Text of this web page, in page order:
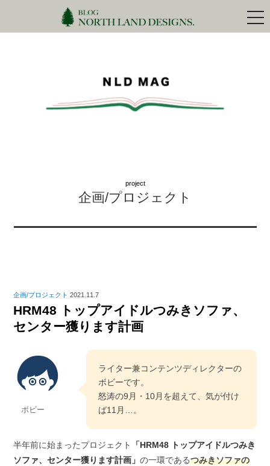
project
企画/プロジェクト
企画/プロジェクト 2021.11.7
HRM48 トップアイドルつみきソファ、
センター獲ります計画
ボビー
ライター兼コンテンツディレクターの
ボビーです。
怒涛の9月・10月を超えて、気が付け
ば11月…。
半年前に始まったプロジェクト
「HRM48 トップアイドルつみき
ソファ、センター獲ります計画」の一環であるつみきソファの